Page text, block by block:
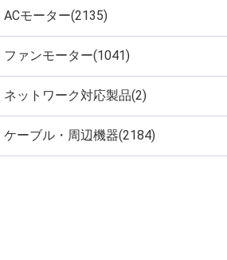
ACモーター(2135)
ファンモーター(1041)
ネットワーク対応製品(2)
ケーブル・周辺機器(2184)